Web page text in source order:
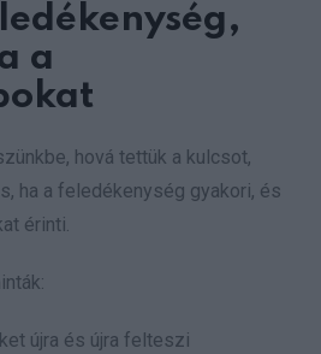
a
hová tettük a kulcsot,
ha a feledékenység gyakori, és
érinti.
újra és újra felteszi